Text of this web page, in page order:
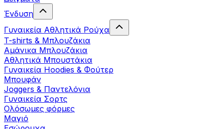
Ένδυση
Γυναικεία Αθλητικά Ρούχα
T-shirts & Μπλουζάκια
Αμάνικα Μπλουζάκια
Aθλητικά Μπουστάκια
Γυναικεία Hoodies & Φούτερ
Μπουφάν
Joggers & Παντελόνια
Γυναικεία Σορτς
Ολόσωμες φόρμες
Μαγιό